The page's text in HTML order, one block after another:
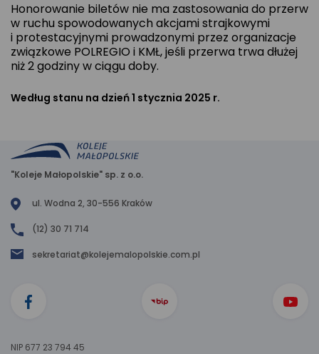
Honorowanie biletów nie ma zastosowania do przerw
w ruchu spowodowanych akcjami strajkowymi
i protestacyjnymi prowadzonymi przez organizacje
związkowe POLREGIO i KMŁ, jeśli przerwa trwa dłużej
niż 2 godziny w ciągu doby.
Według stanu na dzień 1 stycznia 2025 r.
"Koleje Małopolskie" sp. z o.o.
ul. Wodna 2, 30-556 Kraków
(12) 30 71 714
sekretariat@kolejemalopolskie.com.pl
NIP 677 23 794 45